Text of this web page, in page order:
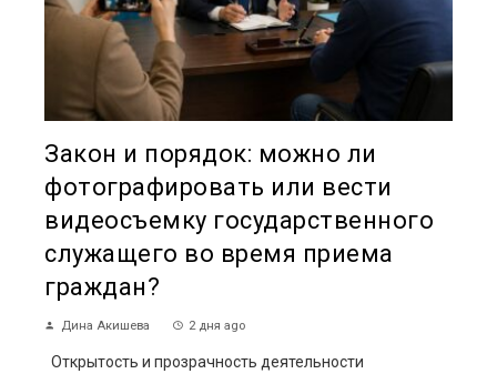
Закон и порядок: можно ли
фотографировать или вести
видеосъемку государственного
служащего во время приема
граждан?
Дина Акишева 2 дня ago
Открытость и прозрачность деятельности